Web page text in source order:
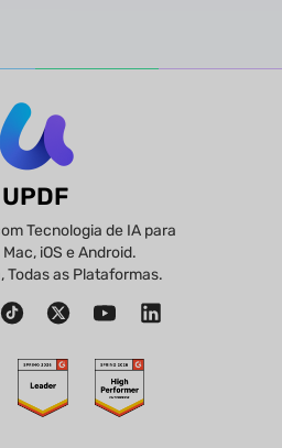
UPDF
Tecnologia de IA para
iOS e Android.
Todas as Plataformas.